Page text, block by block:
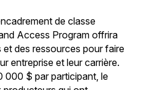
de classe
Access Program offrira
des ressources pour faire
entreprise et leur carrière.
000 $ par participant, le